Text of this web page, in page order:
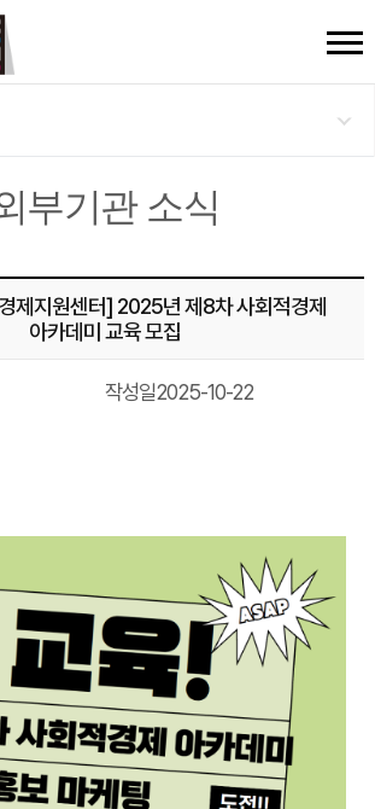
부기관 소식
제지원센터] 2025년 제8차 사회적경제
아카데미 교육 모집
작성일2025-10-22